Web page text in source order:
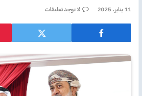
11 يناير، 2025 لا توجد تعليقات